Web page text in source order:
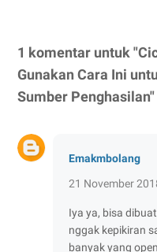
1 komentar untuk
Gunakan Cara Ini
Sumber Penghasilan"
Emakmbolang
21 November
Iya ya, bisa
nggak kepikiran
banyak yang